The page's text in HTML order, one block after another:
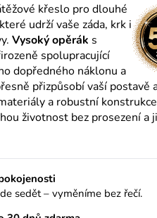
křeslo pro dlouhé
udrží vaše záda, krk i
Vysoký opěrák s
spolupracující
dopředného náklonu a
přizpůsobí vaší postavě
a robustní konstrukce
životnost bez prosezení a
sedět – vyměníme bez řečí.